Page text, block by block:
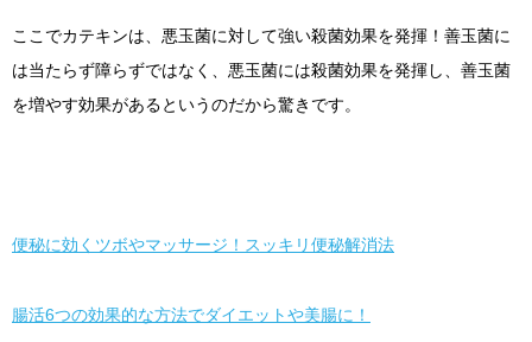
ここでカテキンは、悪玉菌に対して強い殺菌効果を発揮！善玉菌に
は当たらず障らずではなく、悪玉菌には殺菌効果を発揮し、善玉菌
を増やす効果があるというのだから驚きです。
便秘に効くツボやマッサージ！スッキリ便秘解消法
腸活6つの効果的な方法でダイエットや美腸に！